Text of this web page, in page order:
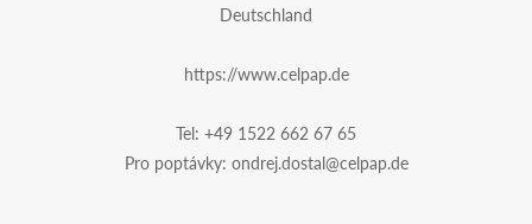
Deutschland
https://www.celpap.de
Tel: +49 1522 662 67 65
Pro poptávky: ondrej.dostal@celpap.de